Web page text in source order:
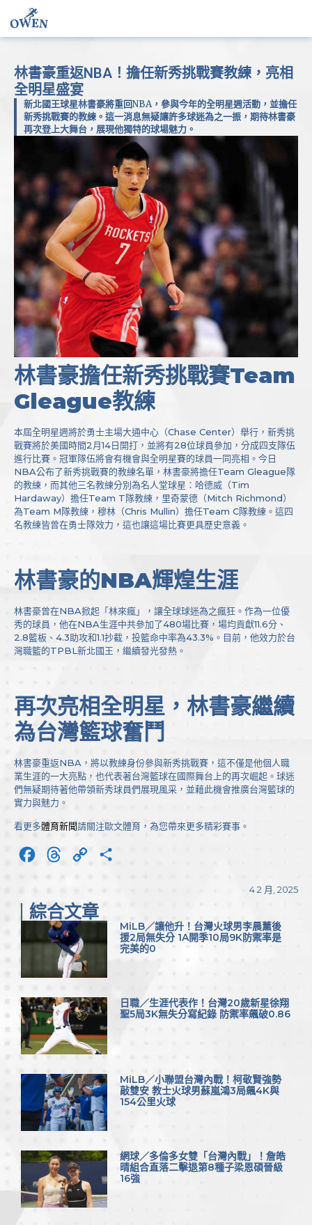
林書豪重返NBA！擔任新秀挑戰賽教練，亮相
全明星盛宴
新北國王球星林書豪將重回NBA，參與今年的全明星週活動，並擔任
新秀挑戰賽的教練。這一消息無疑讓許多球迷為之一振，期待林書豪
再次登上大舞台，展現他獨特的球場魅力。
林書豪擔任新秀挑戰賽Team
Gleague教練
本屆全明星週將於勇士主場大通中心（Chase Center）舉行，新秀挑
戰賽將於美國時間2月14日開打，並將有28位球員參加，分成四支隊伍
進行比賽。冠軍隊伍將會有機會與全明星賽的球員一同亮相。今日
NBA公布了新秀挑戰賽的教練名單，林書豪將擔任Team Gleague隊
的教練，而其他三名教練分別為名人堂球星：哈德威（Tim
Hardaway）擔任Team T隊教練，里奇蒙德（Mitch Richmond）
為Team M隊教練，穆林（Chris Mullin）擔任Team C隊教練。這四
名教練皆曾在勇士隊效力，這也讓這場比賽更具歷史意義。
林書豪的NBA輝煌生涯
林書豪曾在NBA掀起「林來瘋」，讓全球球迷為之瘋狂。作為一位優
秀的球員，他在NBA生涯中共參加了480場比賽，場均貢獻11.6分、
2.8籃板、4.3助攻和1.1抄截，投籃命中率為43.3%。目前，他效力於台
灣職籃的TPBL新北國王，繼續發光發熱。
再次亮相全明星，林書豪繼續
為台灣籃球奮鬥
林書豪重返NBA，將以教練身份參與新秀挑戰賽，這不僅是他個人職
業生涯的一大亮點，也代表著台灣籃球在國際舞台上的再次崛起。球迷
們無疑期待著他帶領新秀球員們展現風采，並藉此機會推廣台灣籃球的
實力與魅力。
看更多體育新聞請關注歐文體育，為您帶來更多精彩賽事。
FacebookThreads
Copy
4 2 月, 2025
綜合文章
MiLB／讓他升！台灣火球男李晨薰後
援2局無失分 1A開季10局9K防禦率是
完美的0
日職／生涯代表作！台灣20歲新星徐翔
聖5局3K無失分寫紀錄 防禦率飆破0.86
MiLB／小聯盟台灣內戰！柯敬賢強勢
敲雙安 教士火球男蘇嵐鴻3局飆4K與
154公里火球
網球／多倫多女雙「台灣內戰」！詹皓
晴組合直落二擊退第8種子梁恩碩晉級
16強